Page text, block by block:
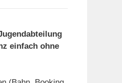
einfach ohne